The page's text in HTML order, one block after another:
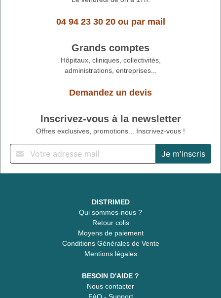
04 94 23 30 20ou par mail
Grands comptes
Hôpitaux, cliniques, collectivités,
administrations, entreprises...
Demandez un devis
Inscrivez-vous à la newsletter
Offres exclusives, promotions... Inscrivez-vous !
DISTRIMED
Qui sommes-nous ?
Retour colis
Moyens de paiement
Conditions Générales de Vente
Mentions légales
BESOIN D'AIDE ?
Nous contacter